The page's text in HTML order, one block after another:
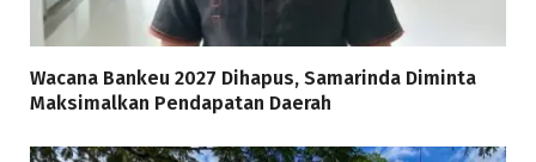
Wacana Bankeu 2027 Dihapus, Samarinda Diminta
Maksimalkan Pendapatan Daerah